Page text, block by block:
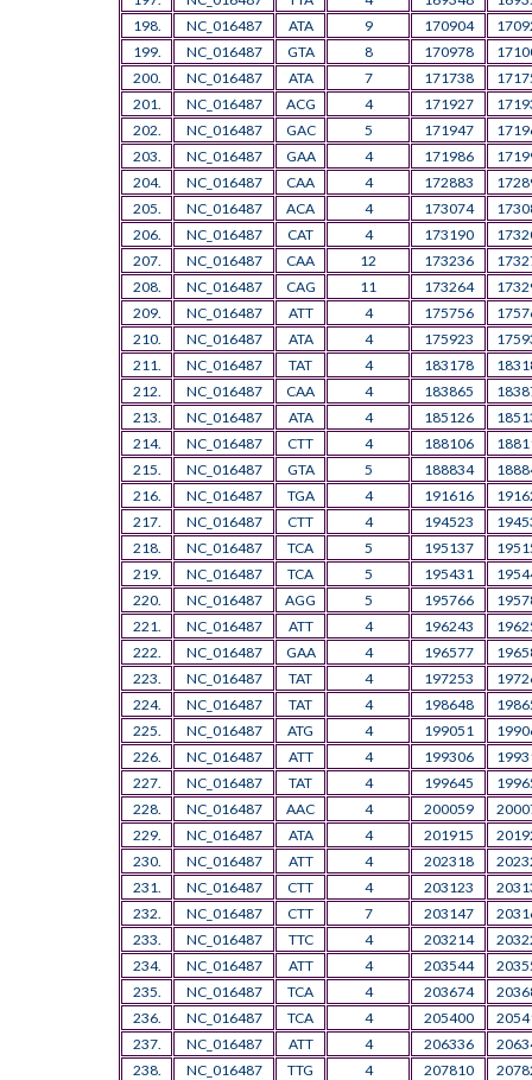
198.
NC_016487 ATA 9 170904
199.
NC_016487 GTA 8 170978
200.
NC_016487 ATA 7 171738
201.
NC_016487 ACG 4 171927
202.
NC_016487 GAC 5 171947
203.
NC_016487 GAA 4 171986
204.
NC_016487 CAA 4 172883
205.
NC_016487 ACA 4 173074
206.
NC_016487 CAT 4 173190
207.
NC_016487 CAA 12 173236
208.
NC_016487 CAG 11 173264
209.
NC_016487 ATT 4 175756
210.
NC_016487 ATA 4 175923
211.
NC_016487 TAT 4 183178
212.
NC_016487 CAA 4 183865
213.
NC_016487 ATA 4 185126
214.
NC_016487 CTT 4 188106
215.
NC_016487 GTA 5 188834
216.
NC_016487 TGA 4 191616
217.
NC_016487 CTT 4 194523
218.
NC_016487 TCA 5 195137
219.
NC_016487 TCA 5 195431
220.
NC_016487 AGG 5 195766
221.
NC_016487 ATT 4 196243
222.
NC_016487 GAA 4 196577
223.
NC_016487 TAT 4 197253
224.
NC_016487 TAT 4 198648
225.
NC_016487 ATG 4 199051
226.
NC_016487 ATT 4 199306
227.
NC_016487 TAT 4 199645
228.
NC_016487 AAC 4 200059
229.
NC_016487 ATA 4 201915
230.
NC_016487 ATT 4 202318
231.
NC_016487 CTT 4 203123
232.
NC_016487 CTT 7 203147
233.
NC_016487 TTC 4 203214
234.
NC_016487 ATT 4 203544
235.
NC_016487 TCA 4 203674
236.
NC_016487 TCA 4 205400
237.
NC_016487 ATT 4 206336
238.
NC_016487 TTG 4 207810